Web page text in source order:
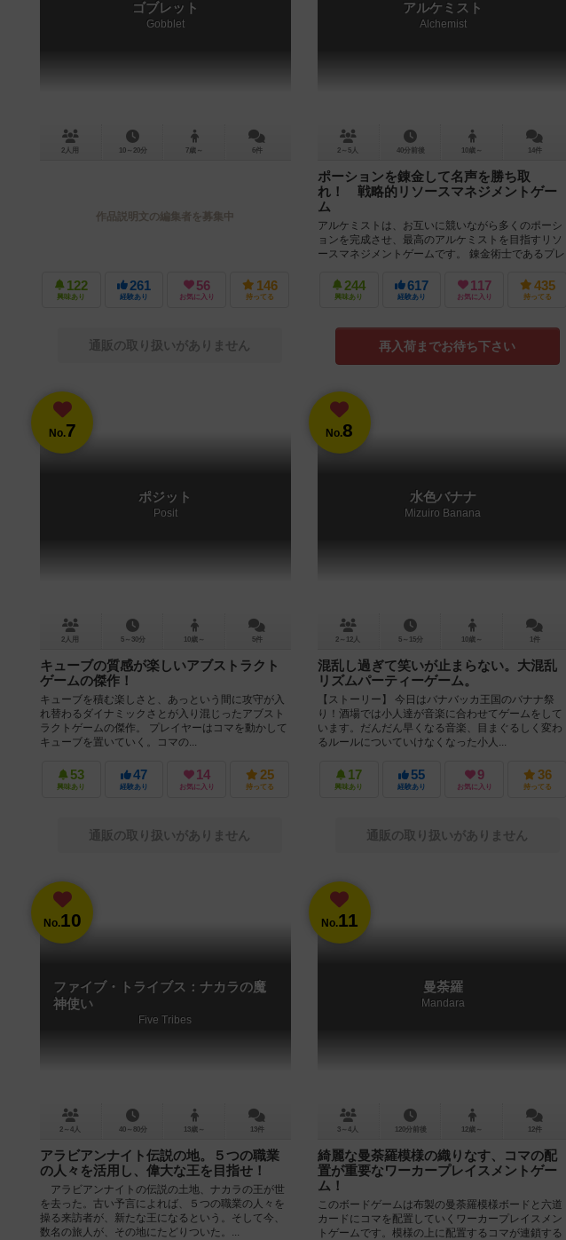
ゴブレット
Gobblet
2人用 10～20分 7歳～ 6件
作品説明文の編集者を募集中
122
興味あり
261
経験あり
56
お気に入り
146
持ってる
通販の取り扱いがありません
アルケミスト
Alchemist
2～5人 40分前後 10歳～ 14件
ポーションを錬金して名声を勝ち取
れ！ 戦略的リソースマネジメントゲー
ム
アルケミストは、お互いに競いながら多くのポーシ
ョンを完成させ、最高のアルケミストを目指すリソ
ースマネジメントゲームです。 錬金術士であるプレ
244
興味あり
617
経験あり
117
お気に入り
435
持ってる
再入荷までお待ち下さい
No.7
ポジット
Posit
2人用 5～30分 10歳～ 5件
キューブの質感が楽しいアブストラクト
ゲームの傑作！
キューブを積む楽しさと、あっという間に攻守が入
れ替わるダイナミックさとが入り混じったアブスト
ラクトゲームの傑作。 プレイヤーはコマを動かして
キューブを置いていく。コマの...
53
興味あり
47
経験あり
14
お気に入り
25
持ってる
通販の取り扱いがありません
No.8
水色バナナ
Mizuiro Banana
2～12人 5～15分 10歳～ 1件
混乱し過ぎて笑いが止まらない。大混乱
リズムパーティーゲーム。
【ストーリー】 今日はバナバッカ王国のバナナ祭
り！酒場では小人達が音楽に合わせてゲームをして
います。だんだん早くなる音楽、目まぐるしく変わ
るルールについていけなくなった小人...
17
興味あり
55
経験あり
9
お気に入り
36
持ってる
通販の取り扱いがありません
No.10
ファイブ・トライブス：ナカラの魔
神使い
Five Tribes
2～4人 40～80分 13歳～ 13件
アラビアンナイト伝説の地。５つの職業
の人々を活用し、偉大な王を目指せ！
アラビアンナイトの伝説の土地、ナカラの王が世
を去った。古い予言によれば、５つの職業の人々を
操る来訪者が、新たな王になるという。そして今、
数名の旅人が、その地にたどりついた。...
No.11
曼荼羅
Mandara
3～4人 120分前後 12歳～ 12件
綺麗な曼荼羅模様の織りなす、コマの配
置が重要なワーカープレイスメントゲー
ム！
このボードゲームは布製の曼荼羅模様ボードと六道
カードにコマを配置していくワーカープレイスメン
トゲームです。模様の上に配置するコマが連鎖する